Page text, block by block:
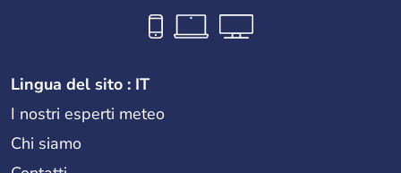
Lingua del sito : IT
I nostri esperti meteo
Chi siamo